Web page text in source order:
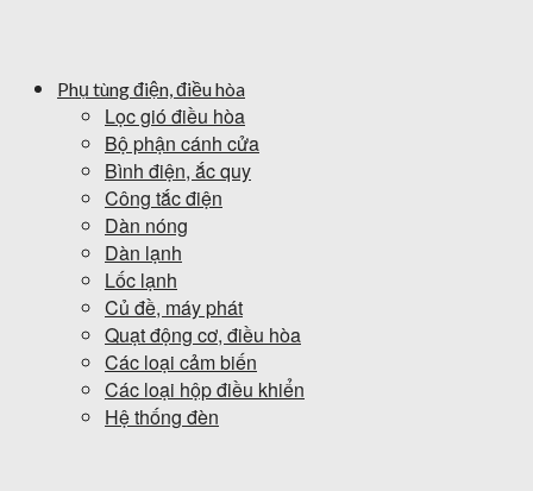
Phụ tùng điện, điều hòa
Lọc gió điều hòa
Bộ phận cánh cửa
Bình điện, ắc quy
Công tắc điện
Dàn nóng
Dàn lạnh
Lốc lạnh
Củ đề, máy phát
Quạt động cơ, điều hòa
Các loại cảm biến
Các loại hộp điều khiển
Hệ thống đèn